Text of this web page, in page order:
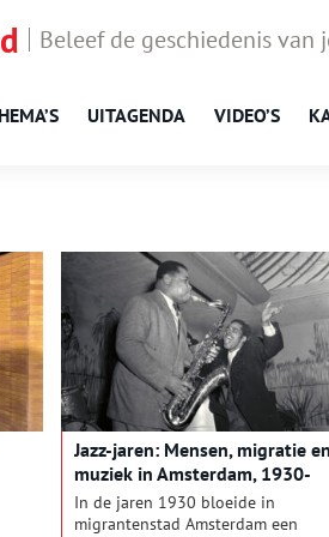
Beleef de geschiedenis van
UITAGENDA VIDEO’S
Jazz-jaren: Mensen, migratie en
muziek in Amsterdam, 1930-
1939
In de jaren 1930 bloeide in
migrantenstad Amsterdam een